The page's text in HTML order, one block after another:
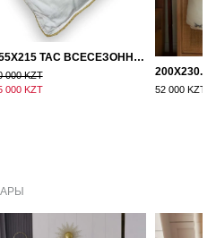
155Х215 TAC ВСЕСЕЗОННОЕ ХЛОПКОВОЕ ОДЕЯЛО ИЗ БАМБУКОВОГО ВОЛОКНА
000 KZT
000 KZT
52 000 KZT